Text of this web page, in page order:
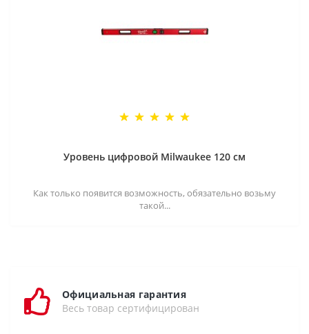
Уровень цифровой Milwaukee 120 см
Как только появится возможность, обязательно возьму
такой...
Официальная гарантия
Весь товар сертифицирован